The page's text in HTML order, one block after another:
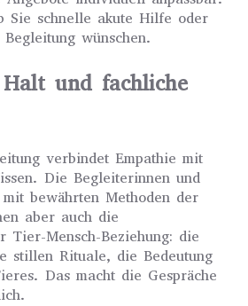
Sie schnelle akute Hilfe oder
wünschen.
und fachliche
verbindet Empathie mit
Die Begleiterinnen und
bewährten Methoden der
aber auch die
Tier-Mensch-Beziehung: die
stillen Rituale, die Bedeutung
Das macht die Gespräche